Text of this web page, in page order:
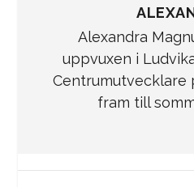
Alexandra
uppvuxen i
Centrumutvecklare
fram till